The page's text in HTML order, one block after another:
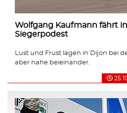
Wolfgang Kaufmann fährt
Siegerpodest
Lust und Frust lagen in Dijon bei
aber nahe beieinander.